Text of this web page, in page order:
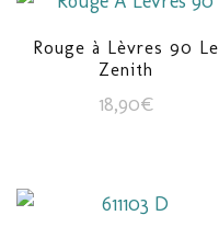
Rouge à Lèvres 90 Le
Zenith
18,90€